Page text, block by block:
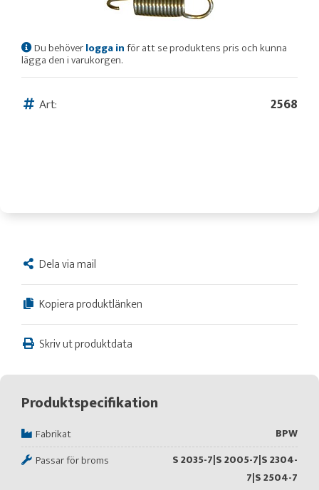
Du behöverlogga inför att se produktens pris och kunna
lägga den i varukorgen.
Art: 2568
Dela via mail
Kopiera produktlänken
Skriv ut produktdata
Produktspecifikation
Fabrikat
BPW
Passar för broms
S 2035-7|S 2005-7|S 2304-
7|S 2504-7